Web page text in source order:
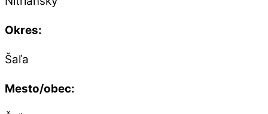
Okres:
Šaľa
Mesto/obec: